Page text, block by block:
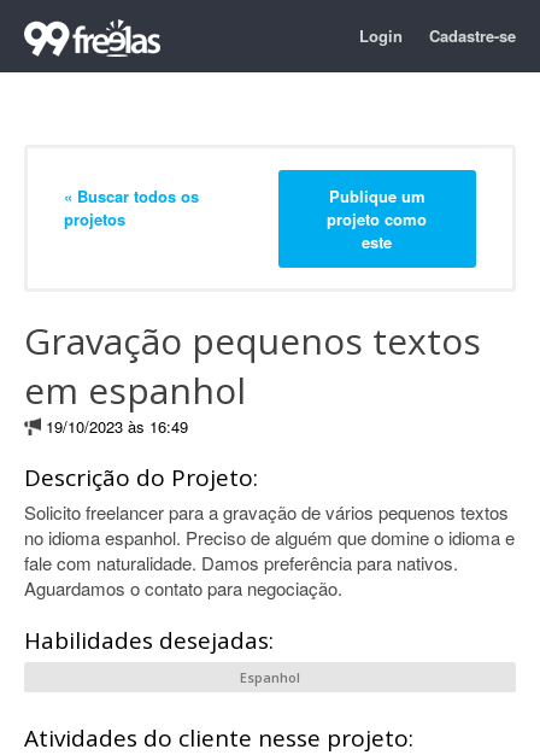
Login Cadastre-se
« Buscar todos os
projetos
Publique um
projeto como
este
Gravação pequenos textos
em espanhol
19/10/2023 às 16:49
Descrição do Projeto:
Solicito freelancer para a gravação de vários pequenos textos
no idioma espanhol. Preciso de alguém que domine o idioma e
fale com naturalidade. Damos preferência para nativos.
Aguardamos o contato para negociação.
Habilidades desejadas:
Espanhol
Atividades do cliente nesse projeto: